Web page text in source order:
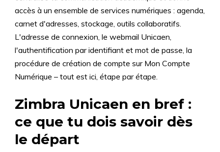
accès à un ensemble de services numériques : agenda,
carnet d'adresses, stockage, outils collaboratifs.
L'adresse de connexion, le webmail Unicaen,
l'authentification par identifiant et mot de passe, la
procédure de création de compte sur Mon Compte
Numérique – tout est ici, étape par étape.
Zimbra Unicaen en bref :
ce que tu dois savoir dès
le départ